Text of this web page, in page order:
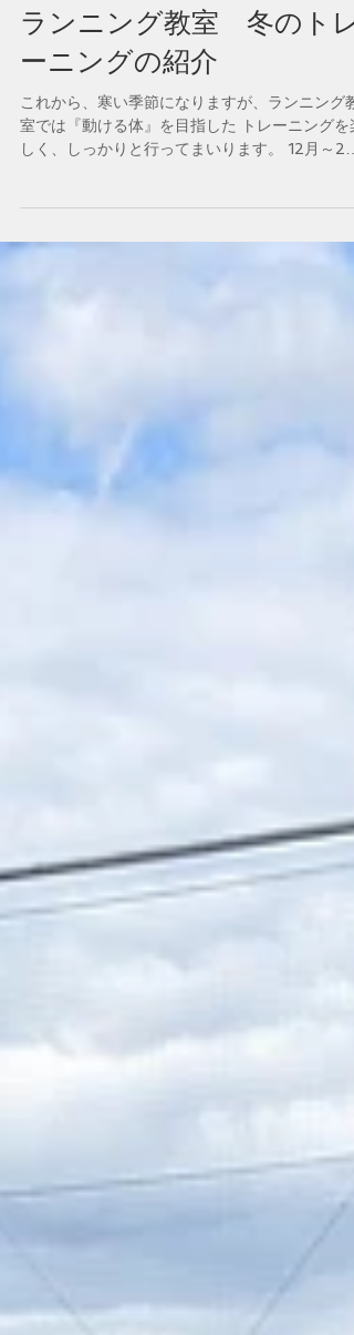
ランニング教室 冬のトレ
ーニングの紹介
これから、寒い季節になりますが、ランニング教
室では『動ける体』を目指した トレーニングを
しく、しっかりと行ってまいります。 12月～2月
ング ・インターバルトレーニング 競技を問わ